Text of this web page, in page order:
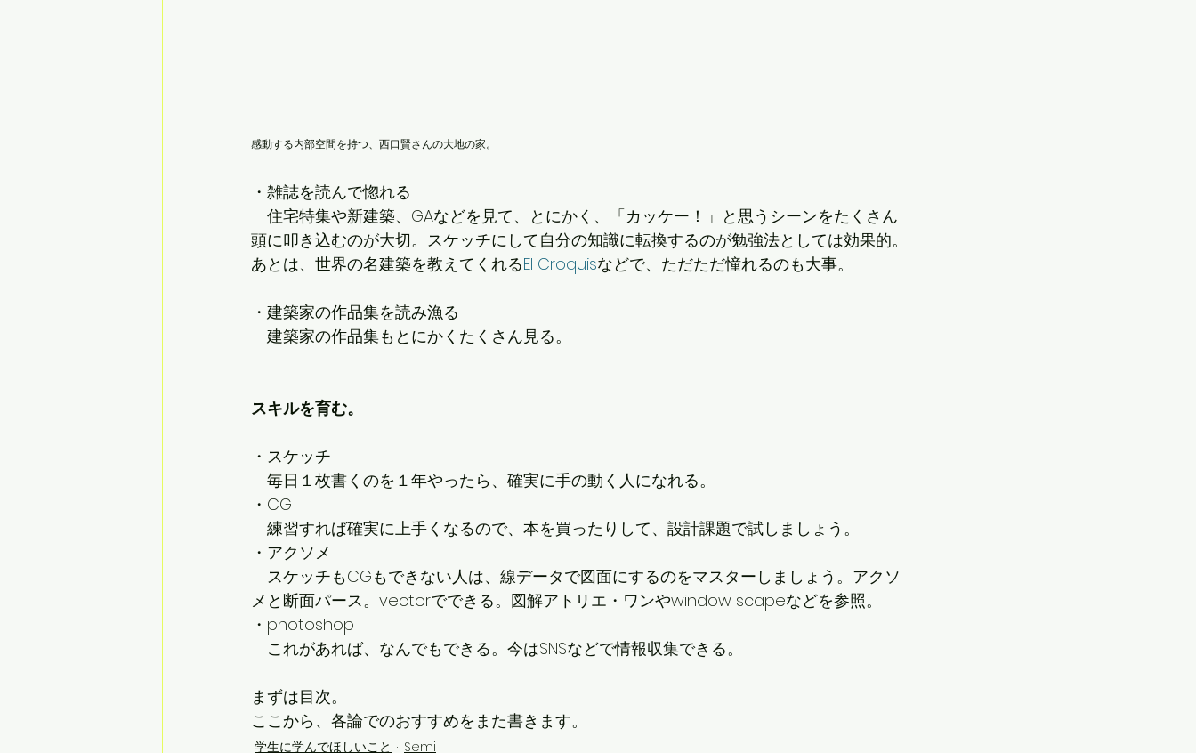
感動する内部空間を持つ、西口賢さんの大地の家。
・雑誌を読んで惚れる
住宅特集や新建築、GAなどを見て、とにかく、「カッケー！」と思うシーンをたくさん
頭に叩き込むのが大切。スケッチにして自分の知識に転換するのが勉強法としては効果的。
あとは、世界の名建築を教えてくれるEl Croquisなどで、ただただ憧れるのも大事。
・建築家の作品集を読み漁る
建築家の作品集もとにかくたくさん見る。
スキルを育む。
・スケッチ
毎日１枚書くのを１年やったら、確実に手の動く人になれる。
・CG
練習すれば確実に上手くなるので、本を買ったりして、設計課題で試しましょう。
・アクソメ
スケッチもCGもできない人は、線データで図面にするのをマスターしましょう。アクソ
メと断面パース。vectorでできる。図解アトリエ・ワンやwindow scapeなどを参照。
・photoshop
これがあれば、なんでもできる。今はSNSなどで情報収集できる。
まずは目次。
ここから、各論でのおすすめをまた書きます。
学生に学んでほしいこと Semi